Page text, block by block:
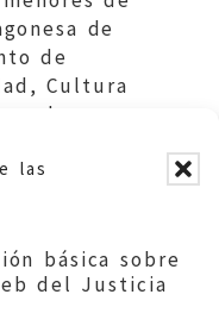
las
básica sobre
del Justicia
de
de
Cultura
de